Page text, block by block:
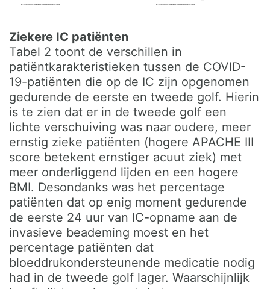
Ziekere IC patiënten
Tabel 2 toont de verschillen in
patiëntkarakteristieken tussen de COVID-
19-patiënten die op de IC zijn opgenomen
gedurende de eerste en tweede golf. Hierin
is te zien dat er in de tweede golf een
lichte verschuiving was naar oudere, meer
ernstig zieke patiënten (hogere APACHE III
score betekent ernstiger acuut ziek) met
meer onderliggend lijden en een hogere
BMI. Desondanks was het percentage
patiënten dat op enig moment gedurende
de eerste 24 uur van IC-opname aan de
invasieve beademing moest en het
percentage patiënten dat
bloeddrukondersteunende medicatie nodig
had in de tweede golf lager. Waarschijnlijk